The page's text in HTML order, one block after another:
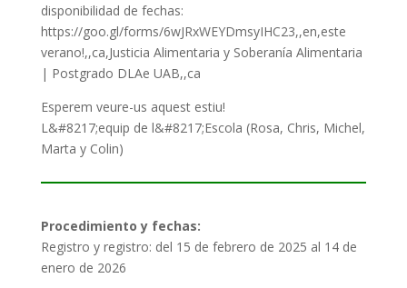
disponibilidad de fechas:
https://goo.gl/forms/6wJRxWEYDmsyIHC23,,en,este
verano!,,ca,Justicia Alimentaria y Soberanía Alimentaria
| Postgrado DLAe UAB,,ca
Esperem veure-us aquest estiu!
L&#8217;equip de l&#8217;Escola (Rosa, Chris, Michel,
Marta y Colin)
Procedimiento y fechas:
Registro y registro: del 15 de febrero de 2025 al 14 de
enero de 2026